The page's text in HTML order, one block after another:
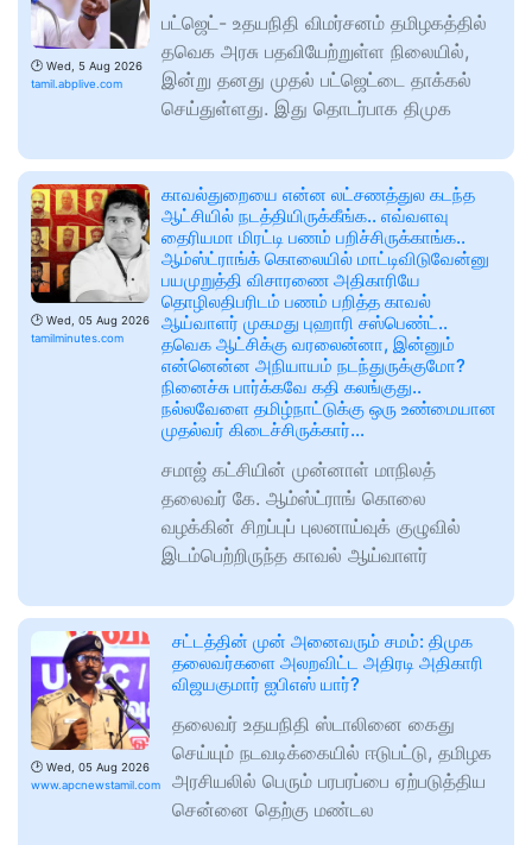
🕑 Wed, 5 Aug 2026
tamil.abplive.com
பட்ஜெட்- உதயநிதி விமர்சனம் தமிழகத்தில்
தவெக அரசு பதவியேற்றுள்ள நிலையில்,
இன்று தனது முதல் பட்ஜெட்டை தாக்கல்
செய்துள்ளது. இது தொடர்பாக திமுக
🕑 Wed, 05 Aug 2026
tamilminutes.com
காவல்துறையை என்ன லட்சணத்துல கடந்த
ஆட்சியில் நடத்தியிருக்கீங்க.. எவ்வளவு
தைரியமா மிரட்டி பணம் பறிச்சிருக்காங்க..
ஆம்ஸ்ட்ராங்க் கொலையில் மாட்டிவிடுவேன்னு
பயமுறுத்தி விசாரணை அதிகாரியே
தொழிலதிபரிடம் பணம் பறித்த காவல்
ஆய்வாளர் முகமது புஹாரி சஸ்பெண்ட்..
தவெக ஆட்சிக்கு வரலைன்னா, இன்னும்
என்னென்ன அநியாயம் நடந்துருக்குமோ?
நினைச்சு பார்க்கவே கதி கலங்குது..
நல்லவேளை தமிழ்நாட்டுக்கு ஒரு உண்மையான
முதல்வர் கிடைச்சிருக்கார்…
சமாஜ் கட்சியின் முன்னாள் மாநிலத்
தலைவர் கே. ஆம்ஸ்ட்ராங் கொலை
வழக்கின் சிறப்புப் புலனாய்வுக் குழுவில்
இடம்பெற்றிருந்த காவல் ஆய்வாளர்
🕑 Wed, 05 Aug 2026
www.apcnewstamil.com
சட்டத்தின் முன் அனைவரும் சமம்: திமுக
தலைவர்களை அலறவிட்ட அதிரடி அதிகாரி
விஜயகுமார் ஐபிஎஸ் யார்?
தலைவர் உதயநிதி ஸ்டாலினை கைது
செய்யும் நடவடிக்கையில் ஈடுபட்டு, தமிழக
அரசியலில் பெரும் பரபரப்பை ஏற்படுத்திய
சென்னை தெற்கு மண்டல